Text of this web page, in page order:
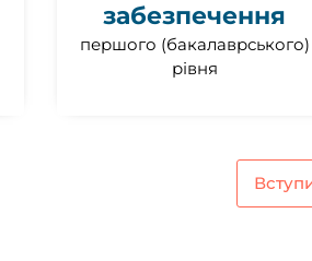
забезпечення
першого (бакалаврського)
рівня